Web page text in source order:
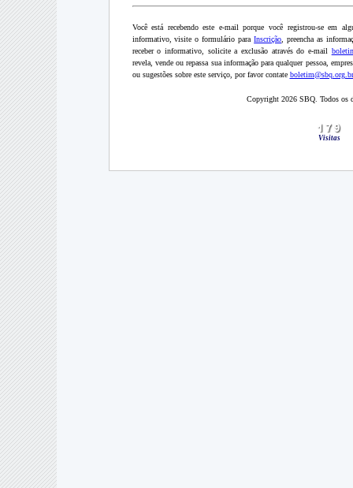
Você está recebendo este e-mail porque você registrou-se em
informativo, visite o formulário paraInscrição , preencha as
receber o informativo, solicite a exclusão através do e-mail
revela, vende ou repassa sua informação para qualquer pessoa,
ou sugestões sobre este serviço, por favor contate boletim@sbq.org.br
Copyright 2026 SBQ. Todos os
Visitas